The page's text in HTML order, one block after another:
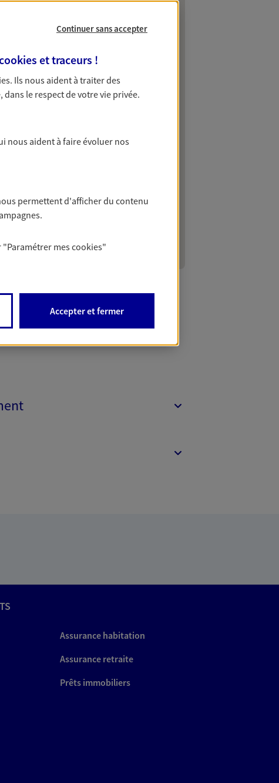
Assurance habitation
Assurance retraite
Prêts immobiliers
Continuer sans accepter
et traceurs !
. Ils nous aident à traiter des
le respect de votre vie privée.
nous aident à faire évoluer nos
permettent d'afficher du contenu
"Paramétrer mescookies"
Accepter et fermer